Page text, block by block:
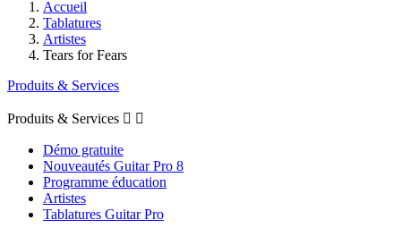
Accueil
Tablatures
Artistes
Tears for Fears
Produits & Services
Produits & Services  
Démo gratuite
Nouveautés Guitar Pro 8
Programme éducation
Artistes
Tablatures Guitar Pro